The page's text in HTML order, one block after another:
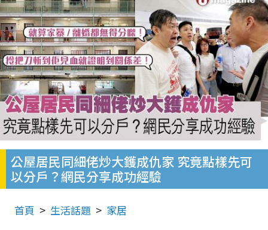
公屋居民同細佬炒大鑊成仇家 究竟點樣先可
以分戶？網民分享成功經驗
首頁 生活話題 家居